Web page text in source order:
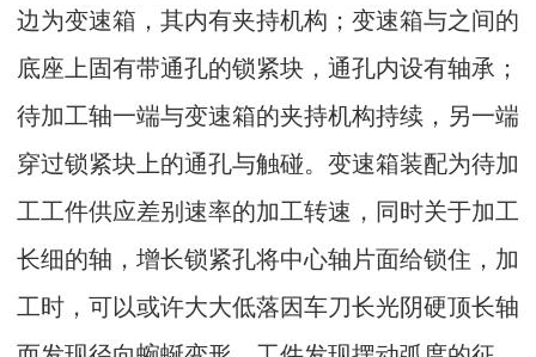
边为变速箱，其内有夹持机构；变速箱与之间的
底座上固有带通孔的锁紧块，通孔内设有轴承；
待加工轴一端与变速箱的夹持机构持续，另一端
穿过锁紧块上的通孔与触碰。变速箱装配为待加
工工件供应差别速率的加工转速，同时关于加工
长细的轴，增长锁紧孔将中心轴片面给锁住，加
工时，可以或许大大低落因车刀长光阴硬顶长轴